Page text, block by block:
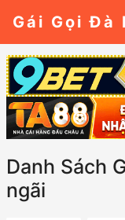
Gái Gọi Đà
Danh Sách
ngãi